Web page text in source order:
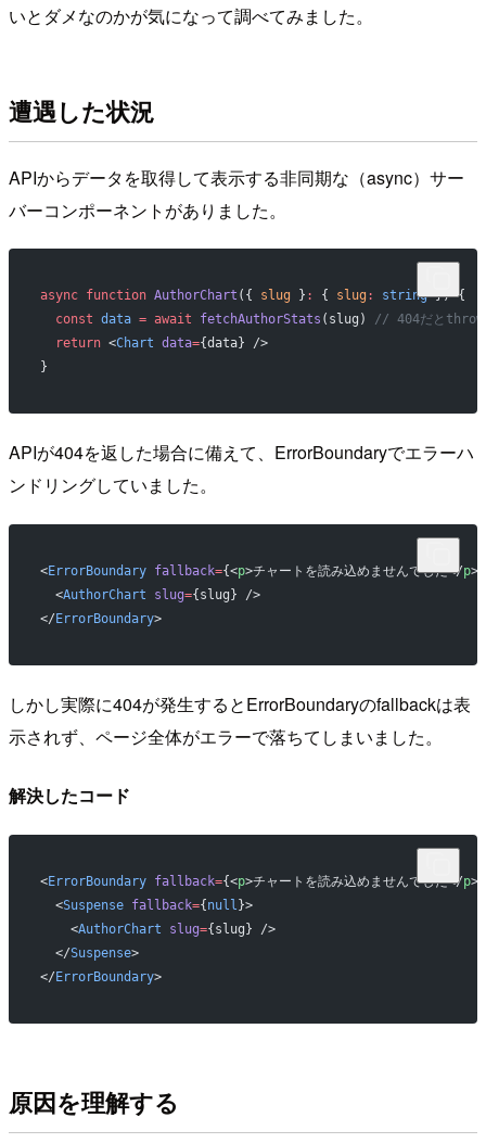
いとダメなのかが気になって調べてみました。
遭遇した状況
APIからデータを取得して表示する非同期な（async）サー
バーコンポーネントがありました。
async function AuthorChart ({ slug } : { slug: string }) {
  const
data = await fetchAuthorStats (slug) // 404だとthrow
  return
<Chart data={data} />
}
APIが404を返した場合に備えて、ErrorBoundaryでエラーハ
ンドリングしていました。
<ErrorBoundary fallback={<p>チャートを読み込めませんでした</p
  <
AuthorChart slug={slug} />
</ ErrorBoundary>
しかし実際に404が発生するとErrorBoundaryのfallbackは表
示されず、ページ全体がエラーで落ちてしまいました。
解決したコード
<ErrorBoundary fallback={<p>チャートを読み込めませんでした</p
  <
Suspense fallback={null }>
    <
AuthorChart slug={slug} />
  </
Suspense>
</ErrorBoundary>
原因を理解する